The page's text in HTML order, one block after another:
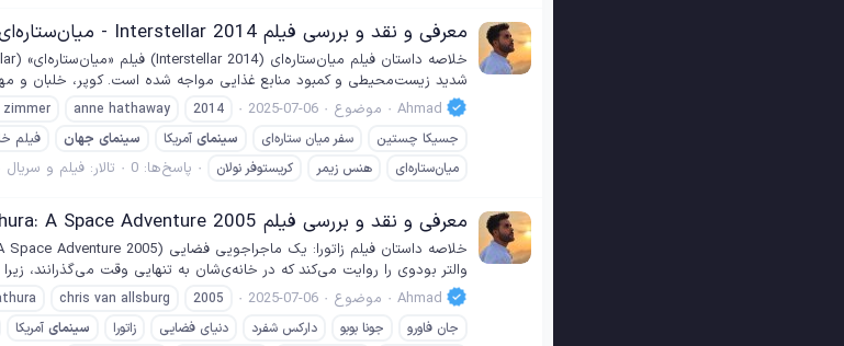
معرفی و نقد و بررسی فیلم Interstellar 2014 - میان‌ستاره‌ای
شدید زیست‌محیطی و کمبود منابع غذایی مواجه شده است. کوپر، خلبان و
Ahmad
موضوع 2025-07-06
2014
anne hathaway
جسیکا چستین
سفر میان ستاره‌ای سینمای آمریکا سینمای جهان فیلم
میان‌ستاره‌ای
هنس زیمر کریستوفر نولان پاسخ‌ها: 0 تالار: فیلم و
معرفی و نقد و بررسی فیلم Zathura: A Space Adventure 2005 - زاتورا: یک ماجراجویی فضایی
والتر بودوی را روایت می‌کند که در خانه‌ی‌شان به تنهایی وقت می‌گذرانند،
Ahmad
موضوع 2025-07-06
2005
chris van allsburg
جان فاورو
جونا بوبو دارکس شفرد دنیای فضایی زاتورا سینمای آمریکا